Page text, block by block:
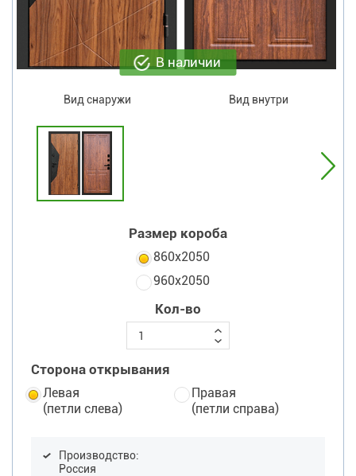
В наличии
Вид снаружи Вид внутри
Размер короба
860х2050
960х2050
Кол-во
Сторона открывания
Левая
(петли слева)
Правая
(петли справа)
Производство:
Россия